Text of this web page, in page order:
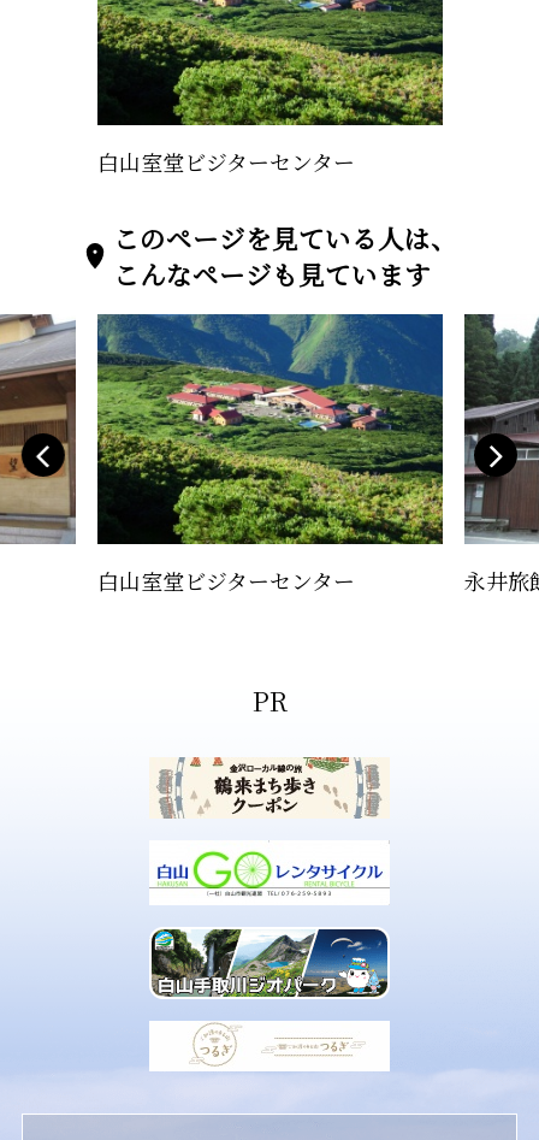
白山室堂ビジターセンター
このページを見ている人は、
こんなページも見ています
白山室堂ビジターセンター 永井旅